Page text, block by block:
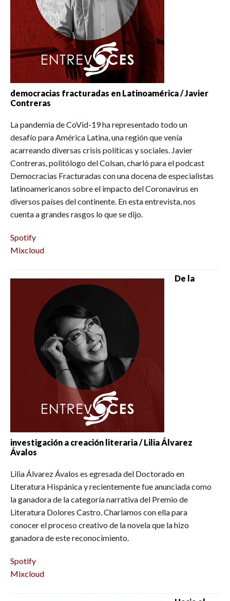
democracias fracturadas en Latinoamérica / Javier
Contreras
La pandemia de CoVid-19 ha representado todo un
desafío para América Latina, una región que venía
acarreando diversas crisis políticas y sociales. Javier
Contreras, politólogo del Colsan, charló para el podcast
Democracias Fracturadas con una docena de especialistas
latinoamericanos sobre el impacto del Coronavirus en
diversos países del continente. En esta entrevista, nos
cuenta a grandes rasgos lo que se dijo.
Spotify
Mixcloud
De la
investigación a creación literaria / Lilia Álvarez
Ávalos
Lilia Álvarez Ávalos es egresada del Doctorado en
Literatura Hispánica y recientemente fue anunciada como
la ganadora de la categoría narrativa del Premio de
Literatura Dolores Castro. Charlamos con ella para
conocer el proceso creativo de la novela que la hizo
ganadora de este reconocimiento.
Spotify
Mixcloud